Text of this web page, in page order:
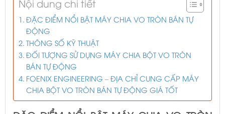
Nội dung chi tiết
ĐẶC ĐIỂM NỔI BẬT MÁY CHIA VO TRÒN BÁN TỰ
ĐỘNG
THÔNG SỐ KỸ THUẬT
ĐỐI TƯỢNG SỬ DỤNG MÁY CHIA BỘT VO TRÒN
BÁN TỰ ĐỘNG
FOENIX ENGINEERING – ĐỊA CHỈ CUNG CẤP MÁY
CHIA BỘT VO TRÒN BÁN TỰ ĐỘNG GIÁ TỐT